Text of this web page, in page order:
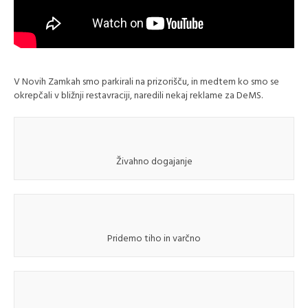
V Novih Zamkah smo parkirali na prizorišču, in medtem ko smo se
okrepčali v bližnji restavraciji, naredili nekaj reklame za DeMS.
Živahno dogajanje
Pridemo tiho in varčno